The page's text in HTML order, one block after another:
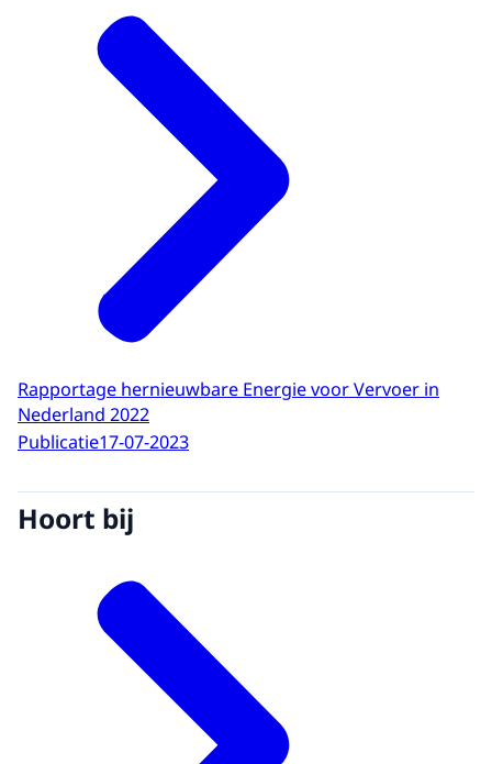
Rapportage hernieuwbare Energie voor Vervoer in
Nederland 2022
Publicatie17-07-2023
Hoort bij